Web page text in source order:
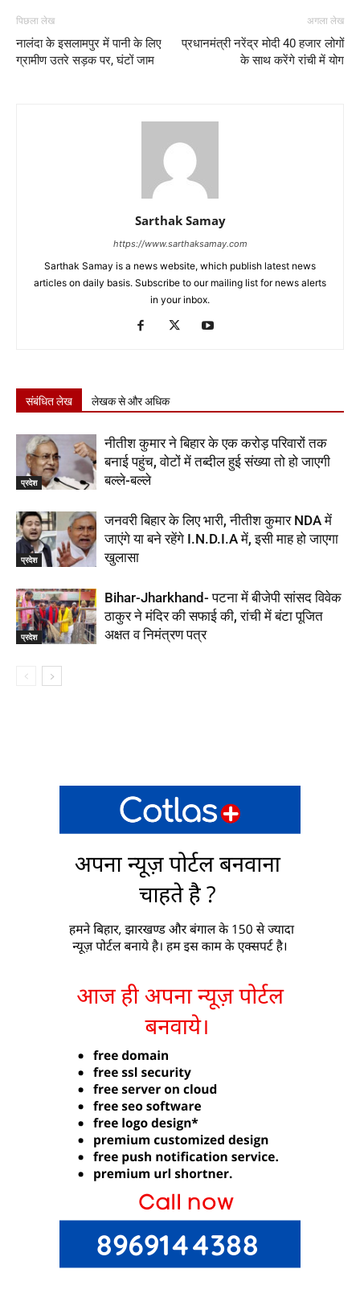
पिछला लेख
नालंदा के इसलामपुर में पानी के लिए
ग्रामीण उतरे सड़क पर, घंटों जाम
अगला लेख
प्रधानमंत्री नरेंद्र मोदी 40 हजार लोगों
के साथ करेंगे रांची में योग
Sarthak Samay
https://www.sarthaksamay.com
Sarthak Samay is a news website, which publish latest news
articles on daily basis. Subscribe to our mailing list for news alerts
in your inbox.
संबंधित लेख लेखक से और अधिक
प्रदेश
नीतीश कुमार ने बिहार के एक करोड़ परिवारों तक
बनाई पहुंच, वोटों में तब्दील हुई संख्या तो हो जाएगी
बल्ले-बल्ले
प्रदेश
जनवरी बिहार के लिए भारी, नीतीश कुमार NDA में
जाएंगे या बने रहेंगे I.N.D.I.A में, इसी माह हो जाएगा
खुलासा
प्रदेश
Bihar-Jharkhand- पटना में बीजेपी सांसद विवेक
ठाकुर ने मंदिर की सफाई की, रांची में बंटा पूजित
अक्षत व निमंत्रण पत्र